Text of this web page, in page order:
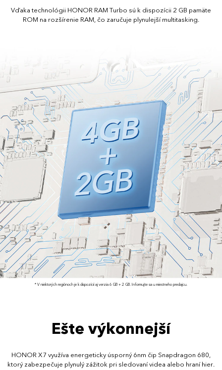
Vďaka technológii HONOR RAM Turbo sú k dispozícii 2 GB pamäte
ROM na rozšírenie RAM, čo zaručuje plynulejší multitasking.
* V niektorých regiónoch je k dispozícii aj verzia 6 GB + 2 GB. Informujte sa u miestneho predajcu.
Ešte výkonnejší
HONOR X7 využíva energeticky úsporný 6nm čip Snapdragon 680,
ktorý zabezpečuje plynulý zážitok pri sledovaní videa alebo hraní hier.